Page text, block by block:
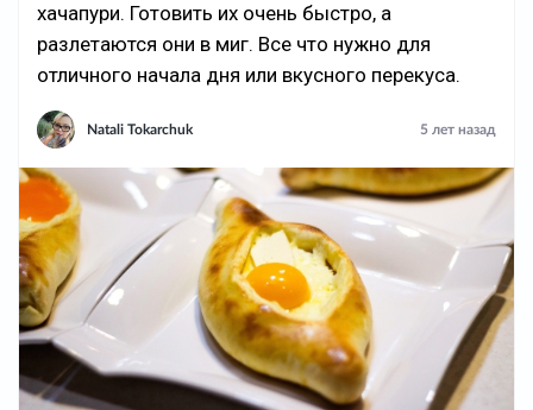
хачапури. Готовить их очень быстро, а
разлетаются они в миг. Все что нужно для
отличного начала дня или вкусного перекуса.
Natali Tokarchuk 5 лет назад